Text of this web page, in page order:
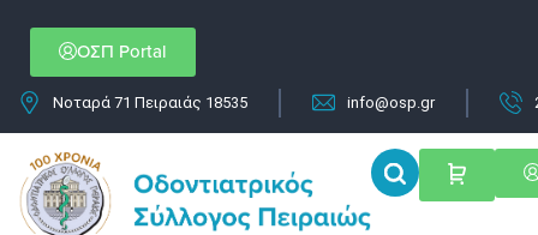
περιεχόμενο
ΟΣΠ Portal
Νοταρά 71 Πειραιάς 18535 info@osp.gr